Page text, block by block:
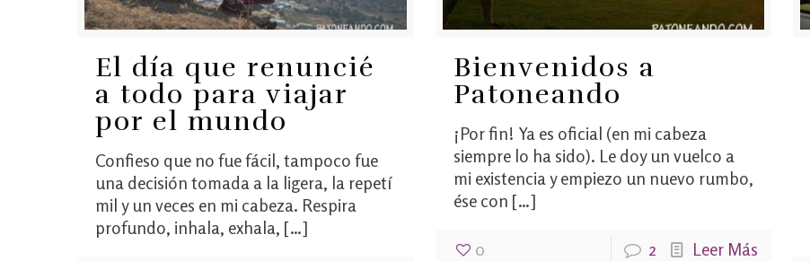
El día que renuncié
a todo para viajar
por el mundo
Confieso que no fue fácil, tampoco fue
una decisión tomada a la ligera, la repetí
mil y un veces en mi cabeza. Respira
profundo, inhala, exhala, […]
Bienvenidos a
Patoneando
¡Por fin! Ya es oficial (en mi cabeza
siempre lo ha sido). Le doy un vuelco a
mi existencia y empiezo un nuevo rumbo,
ése con […]
0 2 Leer Más